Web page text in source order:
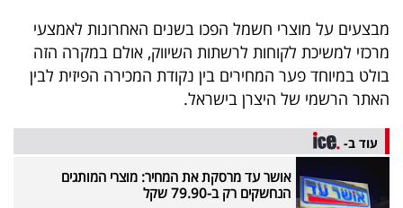
מייל
אדום
פרסמו
באייס
מבצעים על מוצרי חשמל הפכו בשנים האחרונות לאמצעי
מרכזי למשיכת לקוחות לרשתות השיווק, אולם במקרה הזה
בולט במיוחד פער המחירים בין נקודת המכירה הפיזית לבין
האתר הרשמי של היצרן בישראל.
עוד ב-
אושר עד מרסקת את המחיר: מוצרי המותגים
הנחשקים רק ב-79.90 שקל